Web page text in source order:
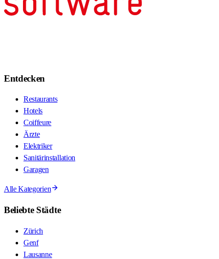
Entdecken
Restaurants
Hotels
Coiffeure
Ärzte
Elektriker
Sanitärinstallation
Garagen
Alle Kategorien
Beliebte Städte
Zürich
Genf
Lausanne